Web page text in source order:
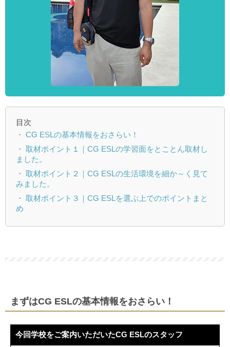
目次
・ CG ESLの基本情報をおさらい！
・ 取材ポイント１｜CG ESLの学習面をとことん取材し
ました。
・ 取材ポイント２｜CG ESLの生活環境を細か～く見て
みました。
・ 取材ポイント３｜CG ESLを選ぶ上でのポイントまと
め
まずはCG ESLの基本情報をおさらい！
今回学校をご案内いただいたCG ESLのスタッフ